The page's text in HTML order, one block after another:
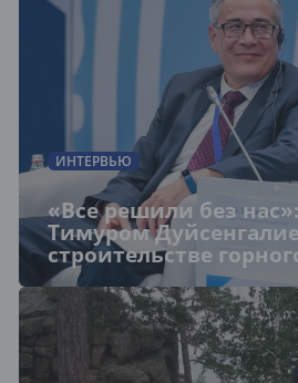
ИНТЕРВЬЮ
«Все решили без
Тимуром
строительстве